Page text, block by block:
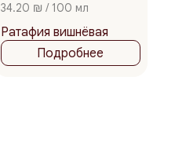
34.20 ₪ / 100 мл
Ратафия вишнёвая
Подробнее